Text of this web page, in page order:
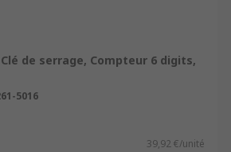
de serrage, Compteur 6 digits,
5016
39,92 €/unité